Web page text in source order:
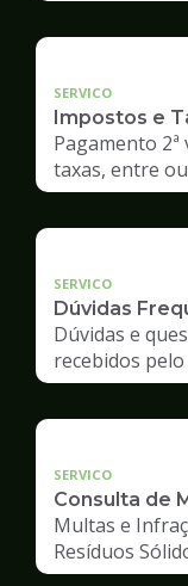
SERVICO
Impostos e
Pagamento 2ª
taxas, entre
SERVICO
Dúvidas
Dúvidas e
recebidos pelo
SERVICO
Consulta de
Multas e
Resíduos